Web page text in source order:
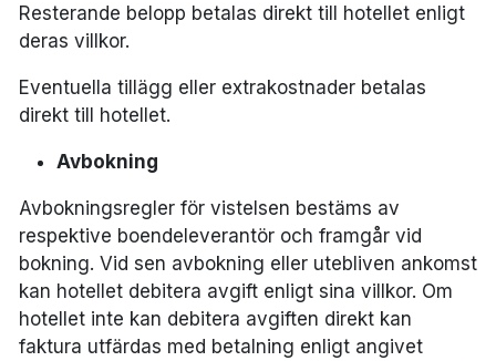
Resterande belopp betalas direkt till hotellet enligt
deras villkor.
Eventuella tillägg eller extrakostnader betalas
direkt till hotellet.
Avbokning
Avbokningsregler för vistelsen bestäms av
respektive boendeleverantör och framgår vid
bokning. Vid sen avbokning eller utebliven ankomst
kan hotellet debitera avgift enligt sina villkor. Om
hotellet inte kan debitera avgiften direkt kan
faktura utfärdas med betalning enligt angivet